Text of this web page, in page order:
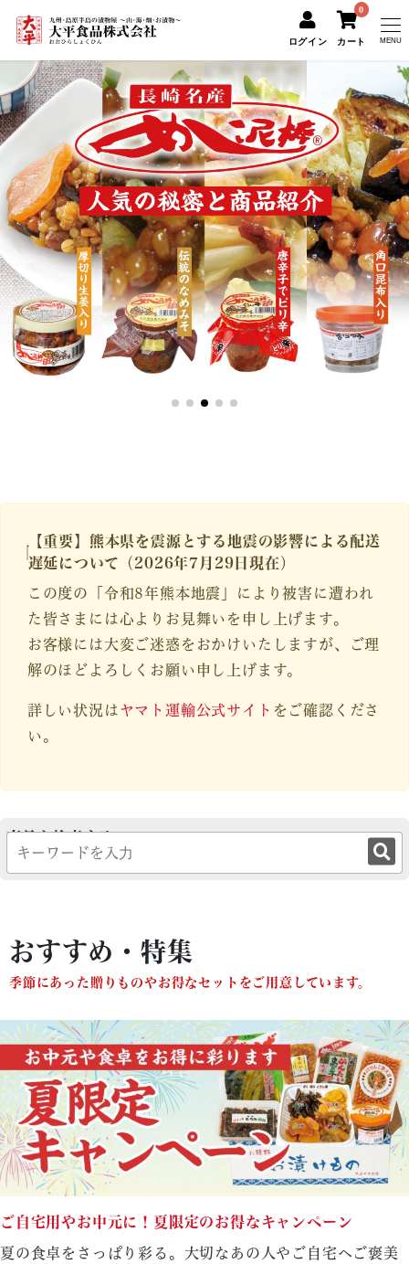
ログイン
0
カート MENU
【重要】熊本県を震源とする地震の影響による配送
遅延について（2026年7月29日現在）
この度の「令和8年熊本地震」により被害に遭われ
た皆さまには心よりお見舞いを申し上げます。
お客様には大変ご迷惑をおかけいたしますが、ご理
解のほどよろしくお願い申し上げます。
詳しい状況はヤマト運輸公式サイト をご確認くださ
い。
商品を検索する
おすすめ・特集
季節にあった贈りものやお得なセットをご用意しています。
ご自宅用やお中元に！夏限定のお得なキャンペーン
夏の食卓をさっぱり彩る。大切なあの人やご自宅へご褒美